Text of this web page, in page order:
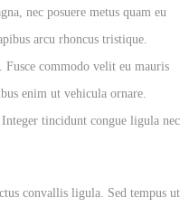
nec posuere metus quam eu
arcu rhoncus tristique.
Fusce commodo velit eu mauris
enim ut vehicula ornare.
tincidunt congue ligula nec
convallis ligula. Sed tempus ut